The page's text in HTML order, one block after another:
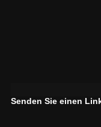
Senden Sie einen